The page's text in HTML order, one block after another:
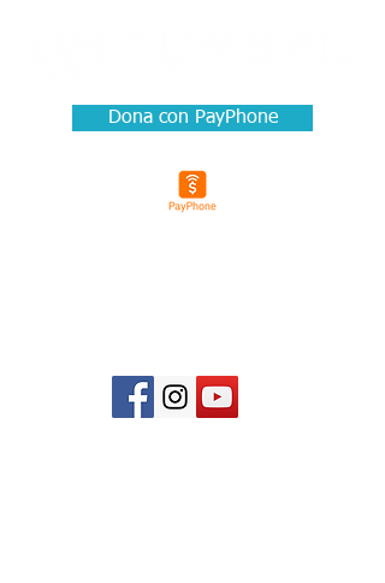
Dona con PayPhone